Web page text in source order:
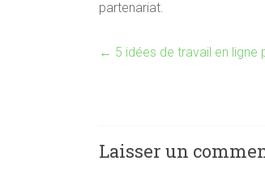
partenariat.
← 5 idées de travail en ligne
Laisser un